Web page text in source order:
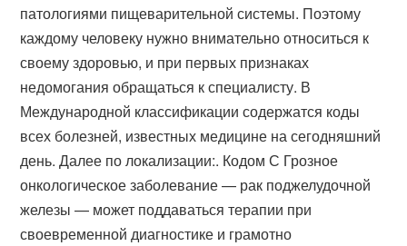
патологиями пищеварительной системы. Поэтому
каждому человеку нужно внимательно относиться к
своему здоровью, и при первых признаках
недомогания обращаться к специалисту. В
Международной классификации содержатся коды
всех болезней, известных медицине на сегодняшний
день. Далее по локализации:. Кодом С Грозное
онкологическое заболевание — рак поджелудочной
железы — может поддаваться терапии при
своевременной диагностике и грамотно